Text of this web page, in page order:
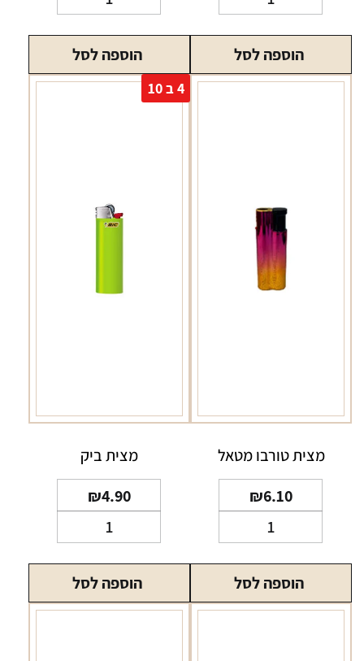
של
מצית
קריקט
הוספה לסל
של
מצית
בריקו
זהב\כסף
הוספה לסל
מצית טורבו מטאל
₪6.10
של
מצית
טורבו
מטאל
הוספה לסל
4 ב 10
מצית ביק
₪4.90
של
מצית
הוספה לסל